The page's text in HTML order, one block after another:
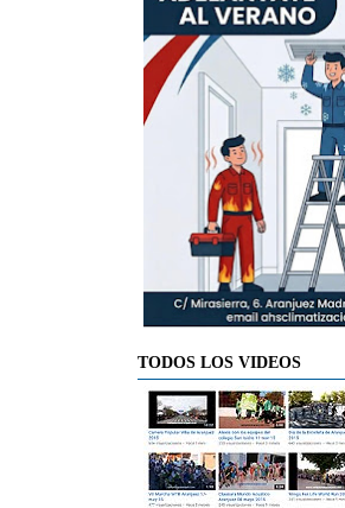
TODOS LOS VIDEOS